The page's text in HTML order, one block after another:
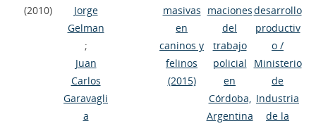
(2010)
Jorge
Gelman
;
Juan
Carlos
Garavagli
a
masivas
en
caninos y
felinos
(2015)
maciones
del
trabajo
policial
en
Córdoba,
Argentina
desarrollo
productiv
o /
Ministerio
de
Industria
de la